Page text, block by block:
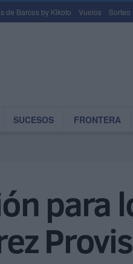
de Barcos by Kikoto Vuelos Sorteo
SUCESOS FRONTERA
para